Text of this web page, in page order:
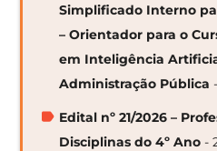
Simplificado Interno
– Orientador para o
em Inteligência
Administração Pública
Edital nº 21/2026 –
Disciplinas do 4º Ano -